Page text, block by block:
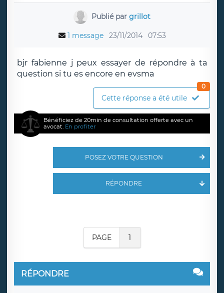
Publié par grillot
1 message 23/11/2014 07:53
bjr fabienne j peux essayer de répondre à ta
question si tu es encore en evsma
Cette réponse a été utile
0
Bénéficiez de 20min de consultation offerte avec un
avocat. En profiter
POSEZ VOTRE QUESTION
RÉPONDRE
PAGE 1
RÉPONDRE